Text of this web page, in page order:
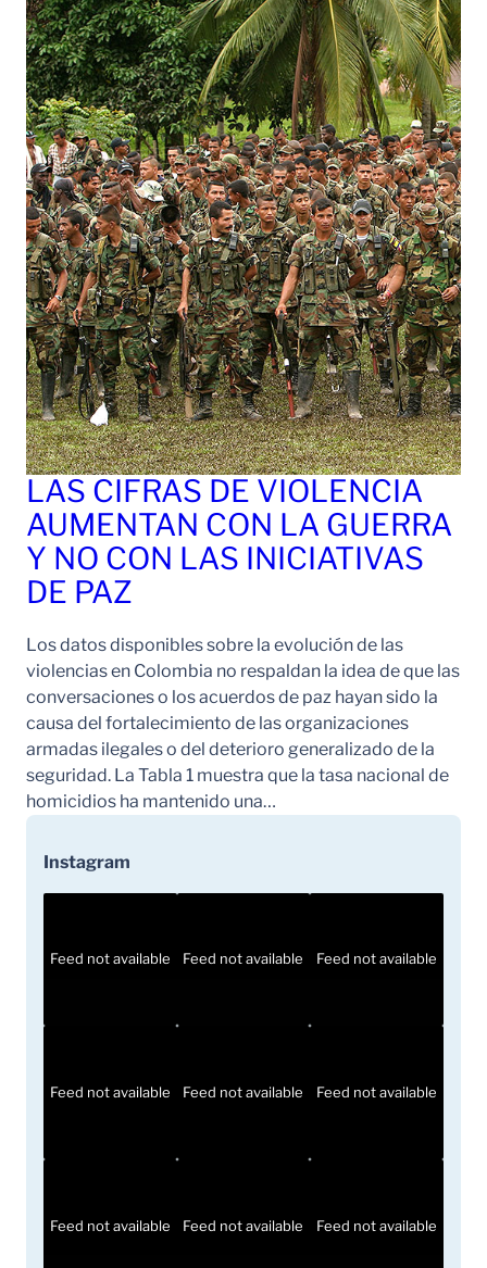
LAS CIFRAS DE VIOLENCIA
AUMENTAN CON LA GUERRA
Y NO CON LAS INICIATIVAS
DE PAZ
Los datos disponibles sobre la evolución de las
violencias en Colombia no respaldan la idea de que las
conversaciones o los acuerdos de paz hayan sido la
causa del fortalecimiento de las organizaciones
armadas ilegales o del deterioro generalizado de la
seguridad. La Tabla 1 muestra que la tasa nacional de
homicidios ha mantenido una…
Instagram
Feed not available Feed not available Feed not available
Feed not available Feed not available Feed not available
Feed not available Feed not available Feed not available